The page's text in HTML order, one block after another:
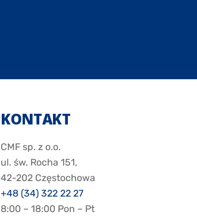
KONTAKT
CMF sp. z o.o.
ul. św. Rocha 151,
42-202 Częstochowa
+48 (34) 322 22 27
8:00 – 18:00 Pon – Pt